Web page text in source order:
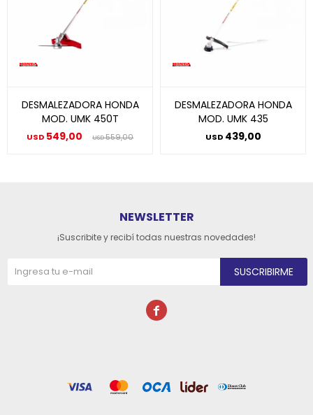
DESMALEZADORA HONDA
MOD. UMK 450T
USD 549,00 USD559,00
DESMALEZADORA HONDA
MOD. UMK 435
USD 439,00
NEWSLETTER
¡Suscribite y recibí todas nuestras novedades!
SUSCRIBIRME
